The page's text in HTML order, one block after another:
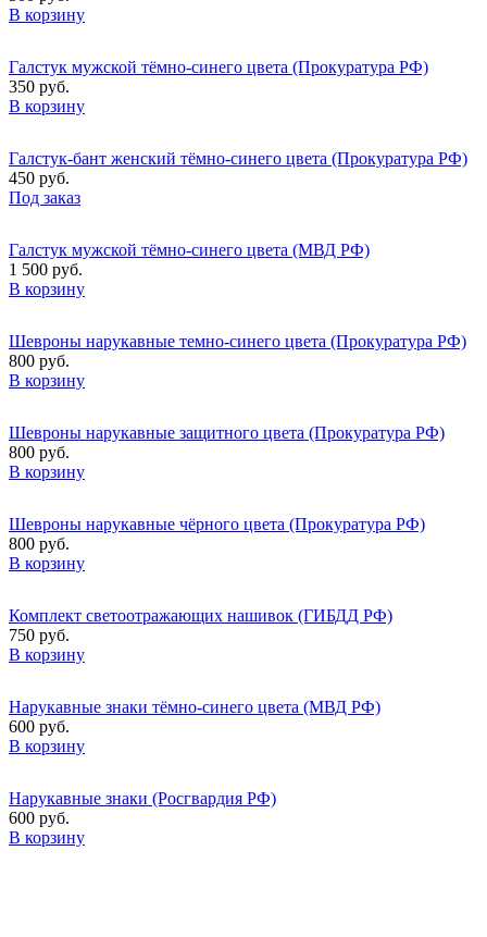
В корзину
Галстук мужской тёмно-синего цвета (Прокуратура РФ)
350 руб.
В корзину
Галстук-бант женский тёмно-синего цвета (Прокуратура РФ)
450 руб.
Под заказ
Галстук мужской тёмно-синего цвета (МВД РФ)
1 500 руб.
В корзину
Шевроны нарукавные темно-синего цвета (Прокуратура РФ)
800 руб.
В корзину
Шевроны нарукавные защитного цвета (Прокуратура РФ)
800 руб.
В корзину
Шевроны нарукавные чёрного цвета (Прокуратура РФ)
800 руб.
В корзину
Комплект светоотражающих нашивок (ГИБДД РФ)
750 руб.
В корзину
Нарукавные знаки тёмно-синего цвета (МВД РФ)
600 руб.
В корзину
Нарукавные знаки (Росгвардия РФ)
600 руб.
В корзину